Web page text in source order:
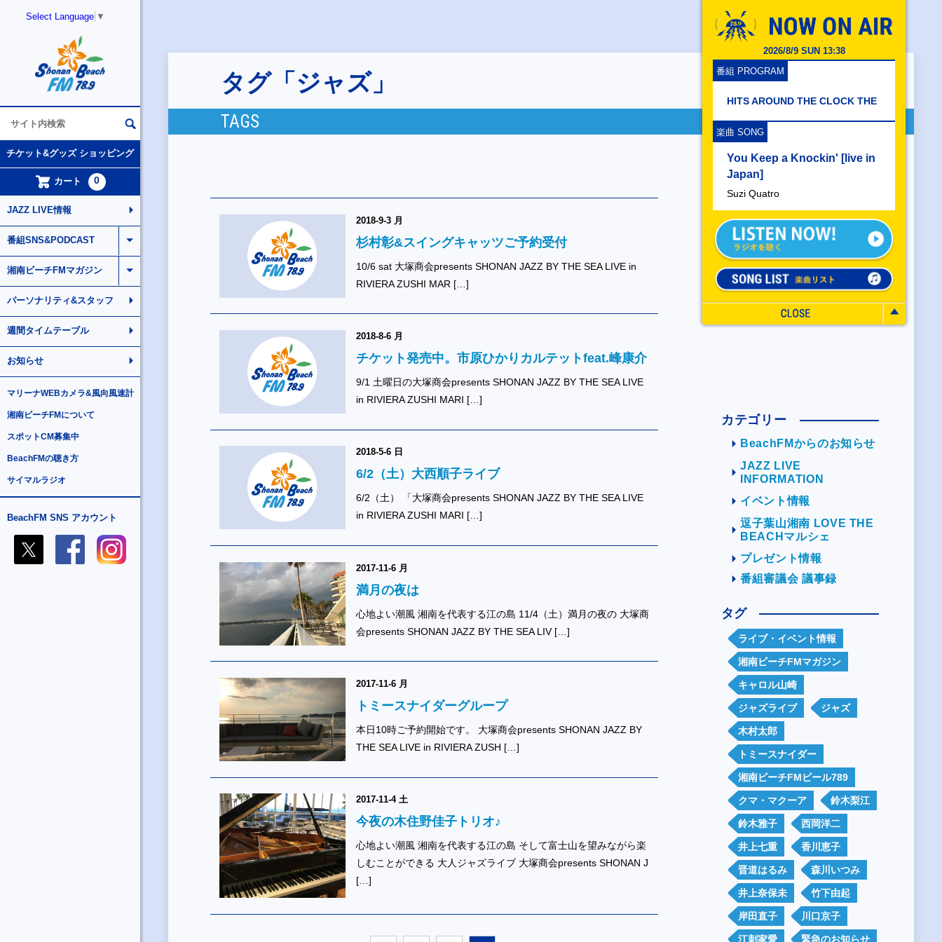
Select Language ▼
2026/8/9 SUN 13:38
番組 PROGRAM
HITS AROUND THE CLOCK THE
楽曲 SONG
You Keep a Knockin' [live in
Japan]
Suzi Quatro
チケット&グッズ ショッピング
カート 0
JAZZ LIVE情報
番組SNS&PODCAST
湘南ビーチFMマガジン
パーソナリティ&スタッフ
週間タイムテーブル
お知らせ
マリーナWEBカメラ&風向風速計
湘南ビーチFMについて
スポットCM募集中
BeachFMの聴き方
サイマルラジオ
BeachFM SNS アカウント
タグ「ジャズ」
TAGS
2018-9-3 月
杉村彰&スイングキャッツご予約受付
10/6 sat 大塚商会presents SHONAN JAZZ BY THE SEA LIVE in
RIVIERA ZUSHI MAR […]
2018-8-6 月
チケット発売中。市原ひかりカルテットfeat.峰康介
9/1 土曜日の大塚商会presents SHONAN JAZZ BY THE SEA LIVE
in RIVIERA ZUSHI MARI […]
2018-5-6 日
6/2（土）大西順子ライブ
6/2（土） 「大塚商会presents SHONAN JAZZ BY THE SEA LIVE
in RIVIERA ZUSHI MARI […]
2017-11-6 月
満月の夜は
心地よい潮風 湘南を代表する江の島 11/4（土）満月の夜の 大塚商
会presents SHONAN JAZZ BY THE SEA LIV […]
2017-11-6 月
トミースナイダーグループ
本日10時ご予約開始です。 大塚商会presents SHONAN JAZZ BY
THE SEA LIVE in RIVIERA ZUSH […]
2017-11-4 土
今夜の木住野佳子トリオ♪
心地よい潮風 湘南を代表する江の島 そして富士山を望みながら楽
しむことができる 大人ジャズライブ 大塚商会presents SHONAN J
[…]
カテゴリー
BeachFMからのお知らせ
JAZZ LIVE
INFORMATION
イベント情報
逗子葉山湘南 LOVE THE
BEACHマルシェ
プレゼント情報
番組審議会 議事録
タグ
ライブ・イベント情報
湘南ビーチFMマガジン
キャロル山崎
ジャズライブ ジャズ
木村太郎
トミースナイダー
湘南ビーチFMビール789
クマ・マクーア 鈴木梨江
鈴木雅子 西岡洋二
井上七重 香川恵子
晋道はるみ 森川いつみ
井上奈保未 竹下由起
岸田直子 川口京子
江刺家愛 緊急のお知らせ